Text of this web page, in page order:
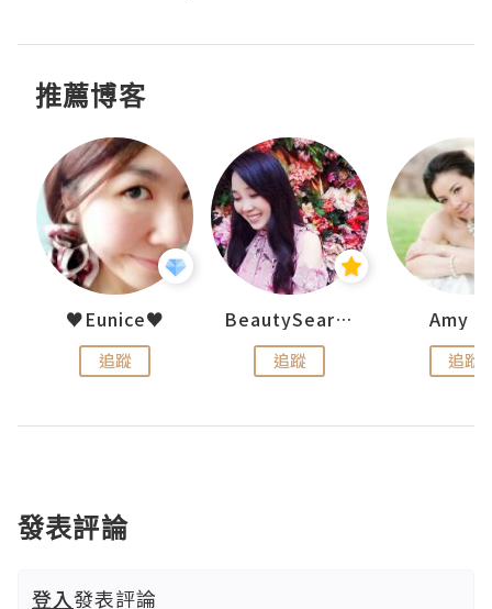
推薦博客
♥Eunice♥
追蹤
BeautySearch
追蹤
Amy
追蹤
發表評論
登入發表評論